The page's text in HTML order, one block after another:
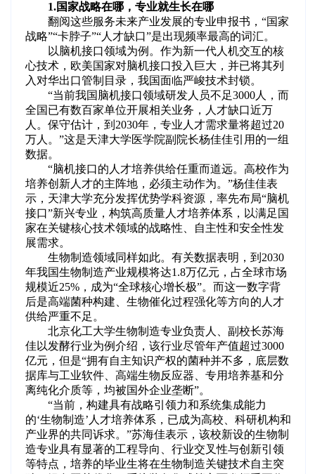
1.国家战略在哪，专业就生长在哪
翻阅这些服务未来产业发展的专业申报书，“国家
战略”“卡脖子”“人才缺口”是出现频率最高的词汇。
以脑机接口领域为例。作为新一代人机交互的核
心技术，欧美国家对脑机接口投入巨大，并已将其列
入对华出口管制目录，我国面临严峻技术封锁。
“当前我国脑机接口领域研发人员不足3000人，而
全国已有数百家单位开展相关业务，人才缺口近万
人。保守估计，到2030年，专业人才需求量将超过20
万人。”这是天津大学医学院副院长杨佳佳引用的一组
数据。
“脑机接口的人才培养供给任重而道远。高校作为
培养创新人才的主阵地，必须主动作为。”杨佳佳表
示，天津大学充分发挥优势学科资源，率先布局“脑机
接口”新兴专业，构筑高质量人才培养体系，以满足国
家在关键核心技术领域的战略性、自主性和安全性发
展需求。
生物制造领域同样如此。有关数据表明，到2030
年我国生物制造产业规模将达1.8万亿元，占全球市场
规模近25%，成为“全球核心增长极”。而这一数字背
后是高端菌种构建、生物催化过程强化等方向的人才
供给严重不足。
北京化工大学生物制造专业负责人、副校长苏海
佳以发酵行业为例介绍，该行业尽管年产值超过3000
亿元，但是“拥有自主知识产权的菌种并不多，底层数
据库与工业软件、高端生物反应器、专用培养基和分
离纯化介质等，均被国外企业垄断”。
“当前，构建具有战略引领力和系统集成能力
的‘生物制造’人才培养体系，已成为高校、科研机构和
产业界的共同诉求。”苏海佳表示，该校新设的生物制
造专业具有显著的工程导向、行业交叉性与创新引领
等特点，培养的毕业生将在生物制造关键技术自主突